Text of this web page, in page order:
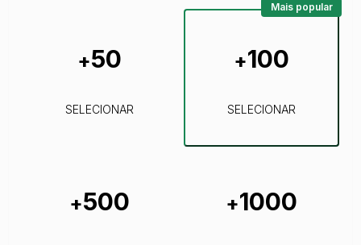
+50
SELECIONAR
+100
SELECIONAR
Mais popular
+500 +1000